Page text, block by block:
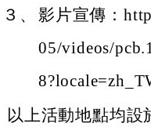
３、 影片宣傳：
05/videos/
以上活動地點均設